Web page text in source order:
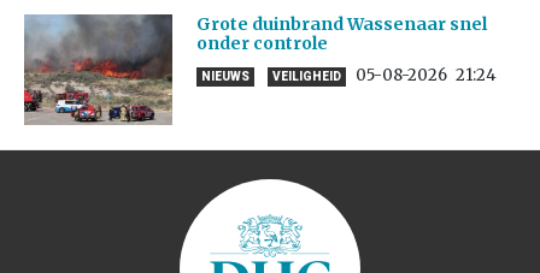
Grote duinbrand Wassenaar snel
onder controle
NIEUWS VEILIGHEID 05-08-2026 21:24